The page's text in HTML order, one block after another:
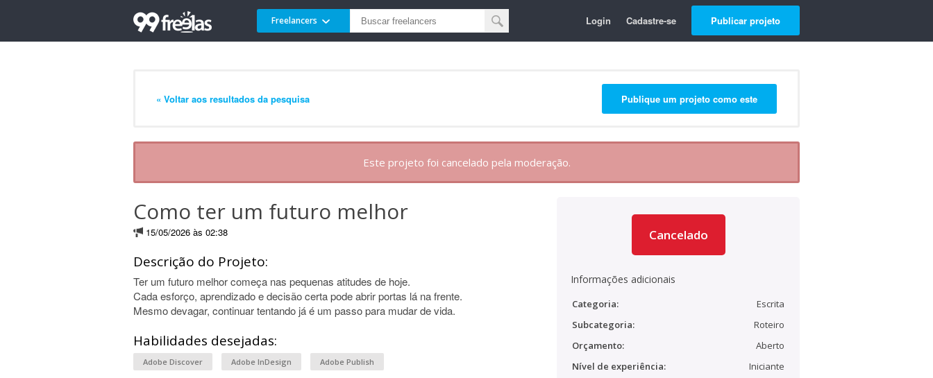
Freelancers Login Cadastre-se Publicar projeto
« Voltar aos resultados da pesquisa Publique um projeto como este
Este projeto foi cancelado pela moderação.
Como ter um futuro melhor
15/05/2026 às 02:38
Descrição do Projeto:
Ter um futuro melhor começa nas pequenas atitudes de hoje.
Cada esforço, aprendizado e decisão certa pode abrir portas lá na frente.
Mesmo devagar, continuar tentando já é um passo para mudar de vida.
Habilidades desejadas:
Adobe Discover Adobe InDesign Adobe Publish
Cancelado
Informações adicionais
Categoria:
Escrita
Subcategoria:
Roteiro
Orçamento:
Aberto
Nível de experiência:
Iniciante